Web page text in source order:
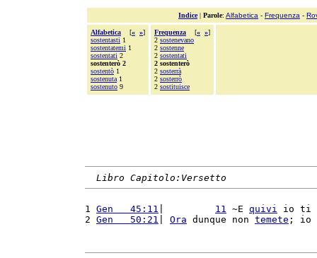
Indice| Parole: Alfabetica - Frequenza -
Alfabetica [« »]
sostentasti 1
sostentatemi 1
sostentati 2
sostenterò 2
sostentò 1
sostenuta 1
sostenuto 9
Frequenza [« »]
2 sostenevano
2 sostenne
2 sostentati
2 sostenterò
2 sosterrà
2 sosterrò
2 sostituisce
Libro Capitolo:Versetto
1 Gen   45:11 11 ~E quivi io ti
2 Gen   50:21 Ora dunque non temete ; io